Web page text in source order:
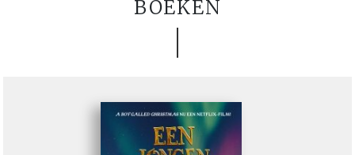
BOEKEN